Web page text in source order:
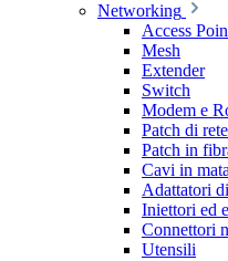
Networking
Access
Mesh
Extender
Switch
Modem e
Patch di
Patch in
Cavi in
Adattatori
Iniettori ed
Connettori
Utensili